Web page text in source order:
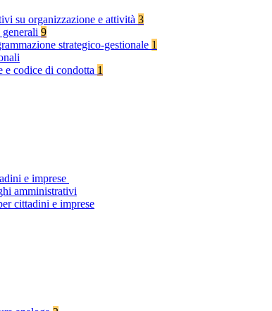
su organizzazione e attività 3
9
strategico-gestionale 1
e codice di condotta 1
e imprese
amministrativi
cittadini e imprese